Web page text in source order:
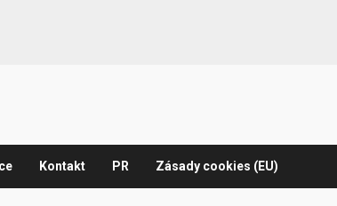
Kontakt PR Zásady cookies (EU)